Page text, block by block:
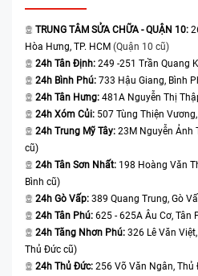
TRUNG TÂM SỬA CHỮA - QUẬN 10:
Hòa Hưng, TP. HCM (Quận 10 cũ)
24h Tân Định: 249 -251 Trần Quang
24h Bình Phú: 733 Hậu Giang, Bình
24h Tân Hưng: 481A Nguyễn Thị
24h Xóm Củi: 507 Tùng Thiện
24h Trung Mỹ Tây: 23M Nguyễn Ảnh
cũ)
24h Tân Sơn Nhất: 198 Hoàng Văn
Bình cũ)
24h Gò Vấp: 389 Quang Trung, Gò
24h Tân Phú: 625 - 625A Âu Cơ, Tân
24h Tăng Nhơn Phú: 326 Lê Văn
Thủ Đức cũ)
24h Thủ Đức: 256 Võ Văn Ngân, Thủ